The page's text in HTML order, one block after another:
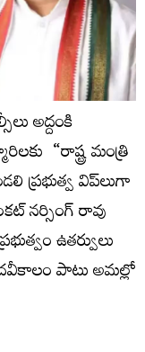
అద్దంకి
“రాష్ట్ర మంత్రి
ప్రభుత్వ విప్‌లుగా
నర్సింగ్ రావు
ఉతర్వులు
పాటు అమల్లో